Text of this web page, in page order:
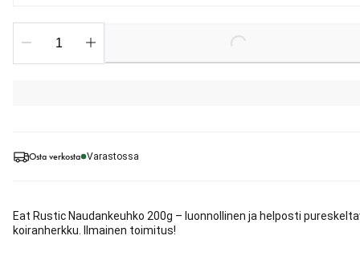
Osta verkosta Varastossa
Eat Rustic Naudankeuhko 200g – luonnollinen ja helposti
koiranherkku. Ilmainen toimitus!
Loading...